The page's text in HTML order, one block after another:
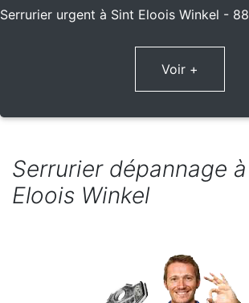
Serrurier urgent à Sint Eloois Winkel -
Voir +
Serrurier dépannage
Eloois Winkel